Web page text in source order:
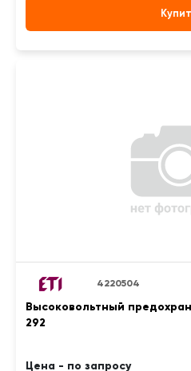
4220504
Высоковольтный
292
Цена - по запросу